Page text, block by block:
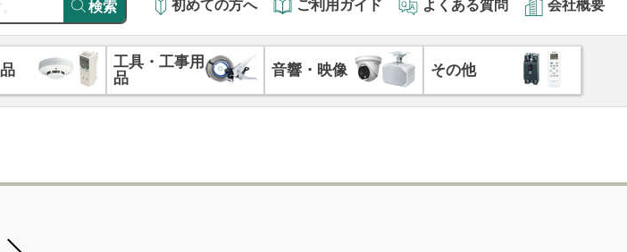
検索 初めての方へ ご利用ガイド よくある質問 会社概要
工具・工事用
品
音響・映像 その他